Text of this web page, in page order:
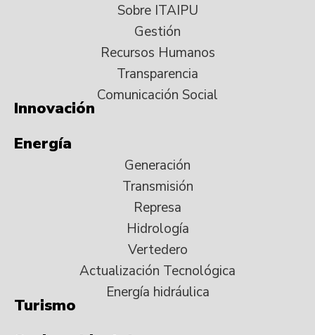
Sobre ITAIPU
Gestión
Recursos Humanos
Transparencia
Comunicación Social
Innovación
Energía
Generación
Transmisión
Represa
Hidrología
Vertedero
Actualización Tecnológica
Energía hidráulica
Turismo